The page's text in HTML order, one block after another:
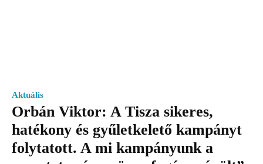
Aktuális
Orbán Viktor: A Tisza sikeres,
hatékony és gyűletkelető kampányt
folytatott. A mi kampányunk a